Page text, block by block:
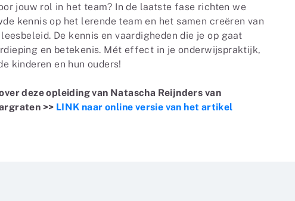
jouw rol in het team? In de laatste fase richten we
kennis op het lerende team en het samen creëren van
De kennis en vaardigheden die je op gaat
en betekenis. Mét effect in je onderwijspraktijk,
kinderen en hun ouders!
deze opleiding van Natascha Reijnders van
>> LINK naar online versie van het artikel